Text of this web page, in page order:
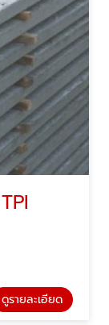
ดูรายละเอียด